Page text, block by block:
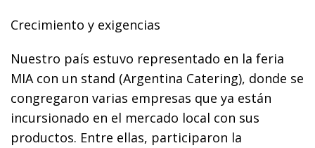
Crecimiento y exigencias
Nuestro país estuvo representado en la feria
MIA con un stand (Argentina Catering), donde se
congregaron varias empresas que ya están
incursionado en el mercado local con sus
productos. Entre ellas, participaron la